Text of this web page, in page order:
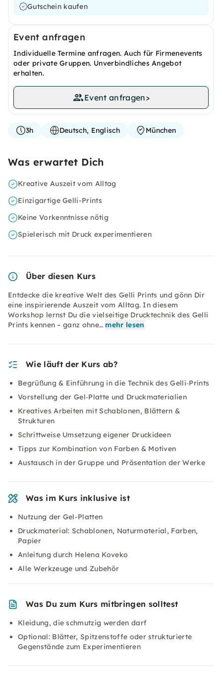
Gutschein kaufen
Event anfragen
Individuelle Termine anfragen. Auch für Firmenevents
oder private Gruppen. Unverbindliches Angebot
erhalten.
Event anfragen>
3h Deutsch, Englisch München
Was erwartet Dich
Kreative Auszeit vom Alltag
Einzigartige Gelli-Prints
Keine Vorkenntnisse nötig
Spielerisch mit Druck experimentieren
Über diesen Kurs
Entdecke die kreative Welt des Gelli Prints und gönn Dir
eine inspirierende Auszeit vom Alltag. In diesem
Workshop lernst Du die vielseitige Drucktechnik des Gelli
Prints kennen – ganz ohne… mehr lesen
Wie läuft der Kurs ab?
Begrüßung & Einführung in die Technik des Gelli‑Prints
Vorstellung der Gel‑Platte und Druckmaterialien
Kreatives Arbeiten mit Schablonen, Blättern &
Strukturen
Schrittweise Umsetzung eigener Druckideen
Tipps zur Kombination von Farben & Motiven
Austausch in der Gruppe und Präsentation der Werke
Was im Kurs inklusive ist
Nutzung der Gel-Platten
Druckmaterial: Schablonen, Naturmaterial, Farben,
Papier
Anleitung durch Helena Koveko
Alle Werkzeuge und Zubehör
Was Du zum Kurs mitbringen solltest
Kleidung, die schmutzig werden darf
Optional: Blätter, Spitzenstoffe oder strukturierte
Gegenstände zum Experimentieren